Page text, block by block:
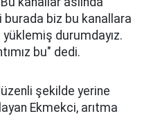
burada biz bu kanallara
durumdayız.
bu" dedi.
şekilde yerine
Ekmekci, arıtma